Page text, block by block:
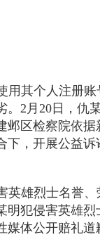
用其个人注册
2月20日，仇
邺区检察院依
下，开展公益诉
英雄烈士名誉
明犯侵害英雄
媒体公开赔礼